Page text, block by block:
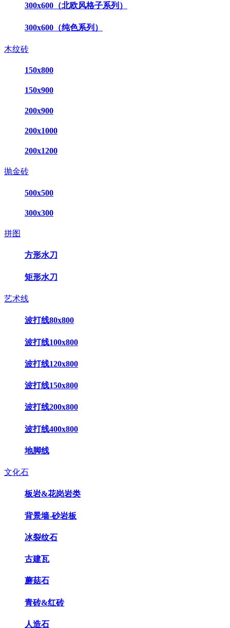
300x600（北欧风格子系列）
300x600（纯色系列）
木纹砖
150x800
150x900
200x900
200x1000
200x1200
抛金砖
500x500
300x300
拼图
方形水刀
矩形水刀
艺术线
波打线80x800
波打线100x800
波打线120x800
波打线150x800
波打线200x800
波打线400x800
地脚线
文化石
板岩&花岗岩类
背景墙-砂岩板
冰裂纹石
古建瓦
蘑菇石
青砖&红砖
人造石